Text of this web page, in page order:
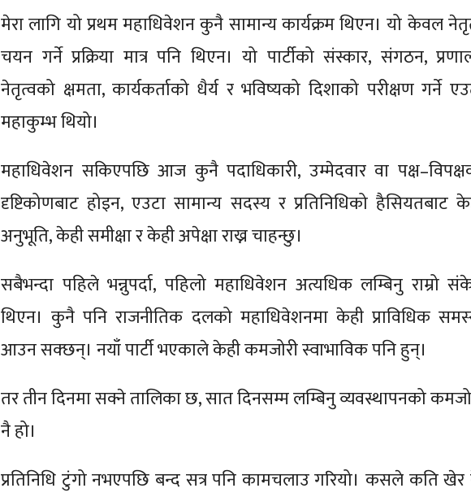
मेरा लागि यो प्रथम महाधिवेशन कुनै सामान्य कार्यक्रम थिएन। यो केवल
चयन गर्ने प्रक्रिया मात्र पनि थिएन। यो पार्टीको संस्कार, संगठन,
नेतृत्वको क्षमता, कार्यकर्ताको धैर्य र भविष्यको दिशाको परीक्षण गर्ने
महाकुम्भ थियो।
महाधिवेशन सकिएपछि आज कुनै पदाधिकारी, उम्मेदवार वा
दृष्टिकोणबाट होइन, एउटा सामान्य सदस्य र प्रतिनिधिको हैसियतबाट
अनुभूति, केही समीक्षा र केही अपेक्षा राख्न चाहन्छु।
सबैभन्दा पहिले भन्नुपर्दा, पहिलो महाधिवेशन अत्यधिक लम्बिनु राम्रो
थिएन। कुनै पनि राजनीतिक दलको महाधिवेशनमा केही प्राविधिक
आउन सक्छन्। नयाँ पार्टी भएकाले केही कमजोरी स्वाभाविक पनि हुन्।
तर तीन दिनमा सक्ने तालिका छ, सात दिनसम्म लम्बिनु व्यवस्थापनको
नै हो।
प्रतिनिधि टुंगो नभएपछि बन्द सत्र पनि कामचलाउ गरियो। कसले कति